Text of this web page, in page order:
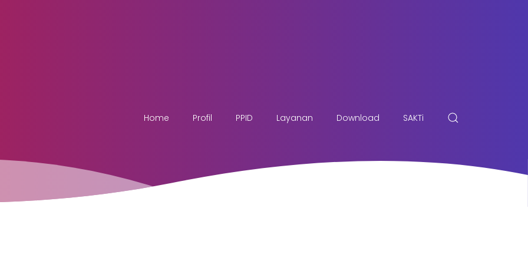
Home Profil PPID Layanan Download SAKTi